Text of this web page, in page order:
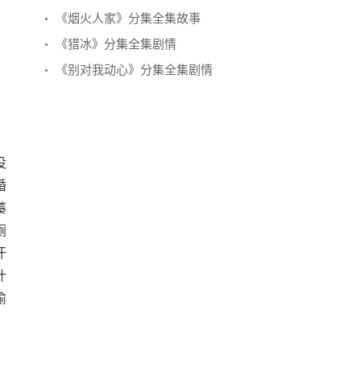
《烟火人家》分集全集故事
《猎冰》分集全集剧情
《别对我动心》分集全集剧情